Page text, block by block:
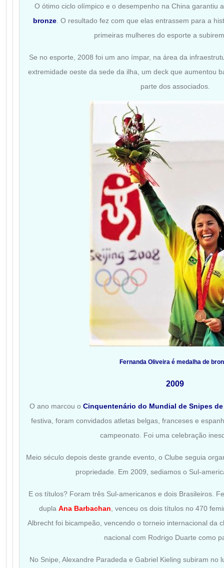
O ótimo ciclo olímpico e o desempenho na China garantiu
bronze. O resultado fez com que elas entrassem para a
primeiras mulheres do esporte a
Se no esporte, 2008 foi um ano ímpar, na área da
extremidade oeste da sede da ilha, um deck que aumentou
parte dos associados.
Fernanda Oliveira é medalha de
2009
O ano marcou o Cinquentenário do Mundial de Snipes de
festiva, foram convidados atletas belgas, franceses e
campeonato. Foi uma celebração
Meio século depois deste grande evento, o Clube seguia
propriedade. Em 2009, sediamos o Sul-
E os títulos? Foram três Sul-americanos e dois Brasileiros.
dupla Ana Barbachan , venceu os dois títulos no 470
Albrecht foi bicampeão, vencendo o torneio internacional da
nacional com Rodrigo Duarte como
No Snipe, Alexandre Paradeda e Gabriel Kieling subiram no